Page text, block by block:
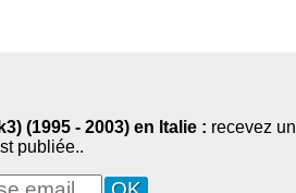
(1995 - 2003) en Italie : recevez un
publiée..